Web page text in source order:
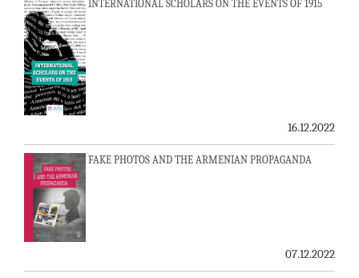
INTERNATIONAL SCHOLARS ON THE EVENTS OF 1915
16.12.2022
FAKE PHOTOS AND THE ARMENIAN PROPAGANDA
07.12.2022